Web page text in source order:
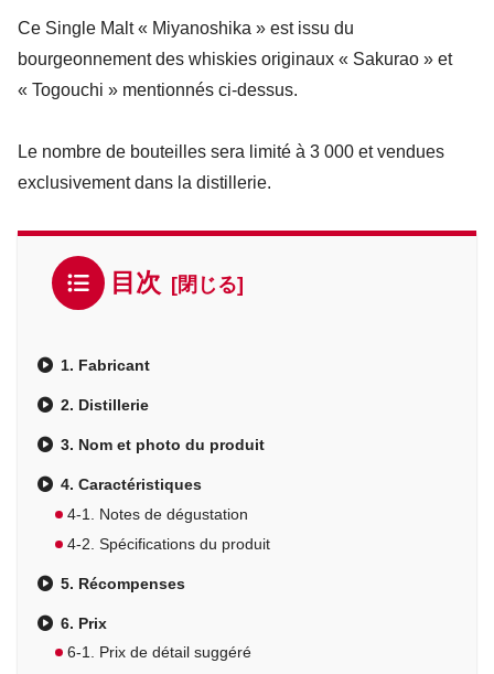
Ce Single Malt « Miyanoshika » est issu du
bourgeonnement des whiskies originaux « Sakurao » et
« Togouchi » mentionnés ci-dessus.
Le nombre de bouteilles sera limité à 3 000 et vendues
exclusivement dans la distillerie.
目次
1. Fabricant
2. Distillerie
3. Nom et photo du produit
4. Caractéristiques
4-1. Notes de dégustation
4-2. Spécifications du produit
5. Récompenses
6. Prix
6-1. Prix de détail suggéré